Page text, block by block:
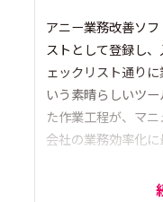
アニー業務改善ソ
ストとして登録し
ェックリスト通り
いう素晴らしいツ
た作業工程が、マ
会社の業務効率化に